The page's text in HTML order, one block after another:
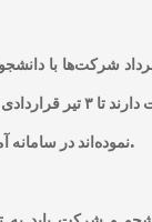
۳۰ اردی‌بهشت الی ۲۹ خرداد
می نمایند و دانشجویان
نموده‌اند در سامانه آموزش بارگذاری نمایند.